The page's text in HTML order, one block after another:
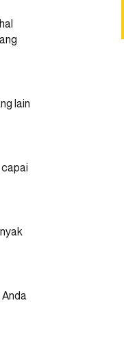
lain